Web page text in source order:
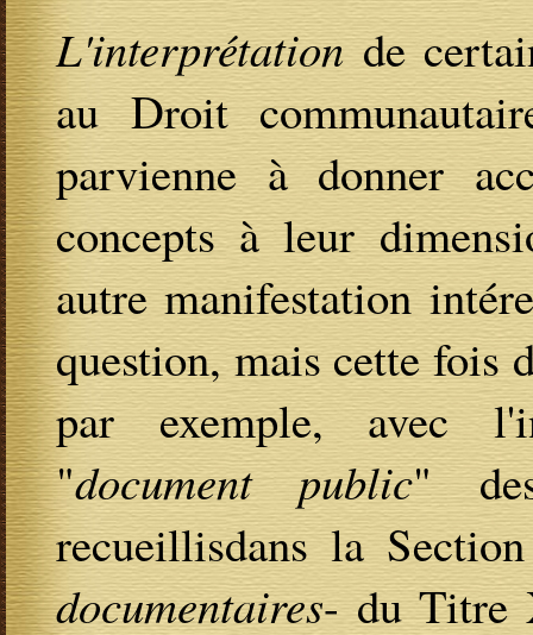
L'interprétationde
au Droit
parvienne à donner
concepts à leur
autre manifestation
question, mais cette fois
par exemple, avec
"document public"
recueillisdans la
documentaires- du Titre